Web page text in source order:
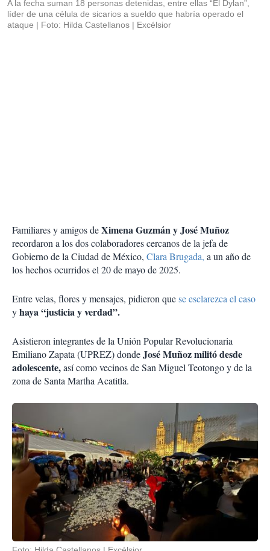
A la fecha suman 18 personas detenidas, entre ellas “El Dylan”,
líder de una célula de sicarios a sueldo que habría operado el
ataque
Foto: Hilda Castellanos | Excélsior
Familiares y amigos deXimena Guzmán y José Muñoz
recordaron a los dos colaboradores cercanos de la jefa de
Gobierno de la Ciudad de México, Clara Brugada, a un año de
los hechos ocurridos el 20 de mayo de 2025.
Entre velas, flores y mensajes, pidieron quese esclarezca el caso
yhaya “justicia y verdad”.
Asistieron integrantes de la Unión Popular Revolucionaria
Emiliano Zapata (UPREZ) dondeJosé Muñoz militó desde
adolescente,así como vecinos de San Miguel Teotongo y de la
zona de Santa Martha Acatitla.